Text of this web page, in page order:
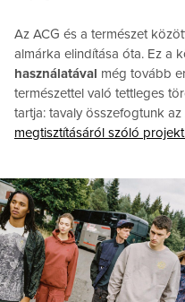
Az ACG és a természet
almárka elindítása óta. Ez a
használatával még tovább
természettel való tettleges
tartja: tavaly összefogtunk az
megtisztításáról szóló